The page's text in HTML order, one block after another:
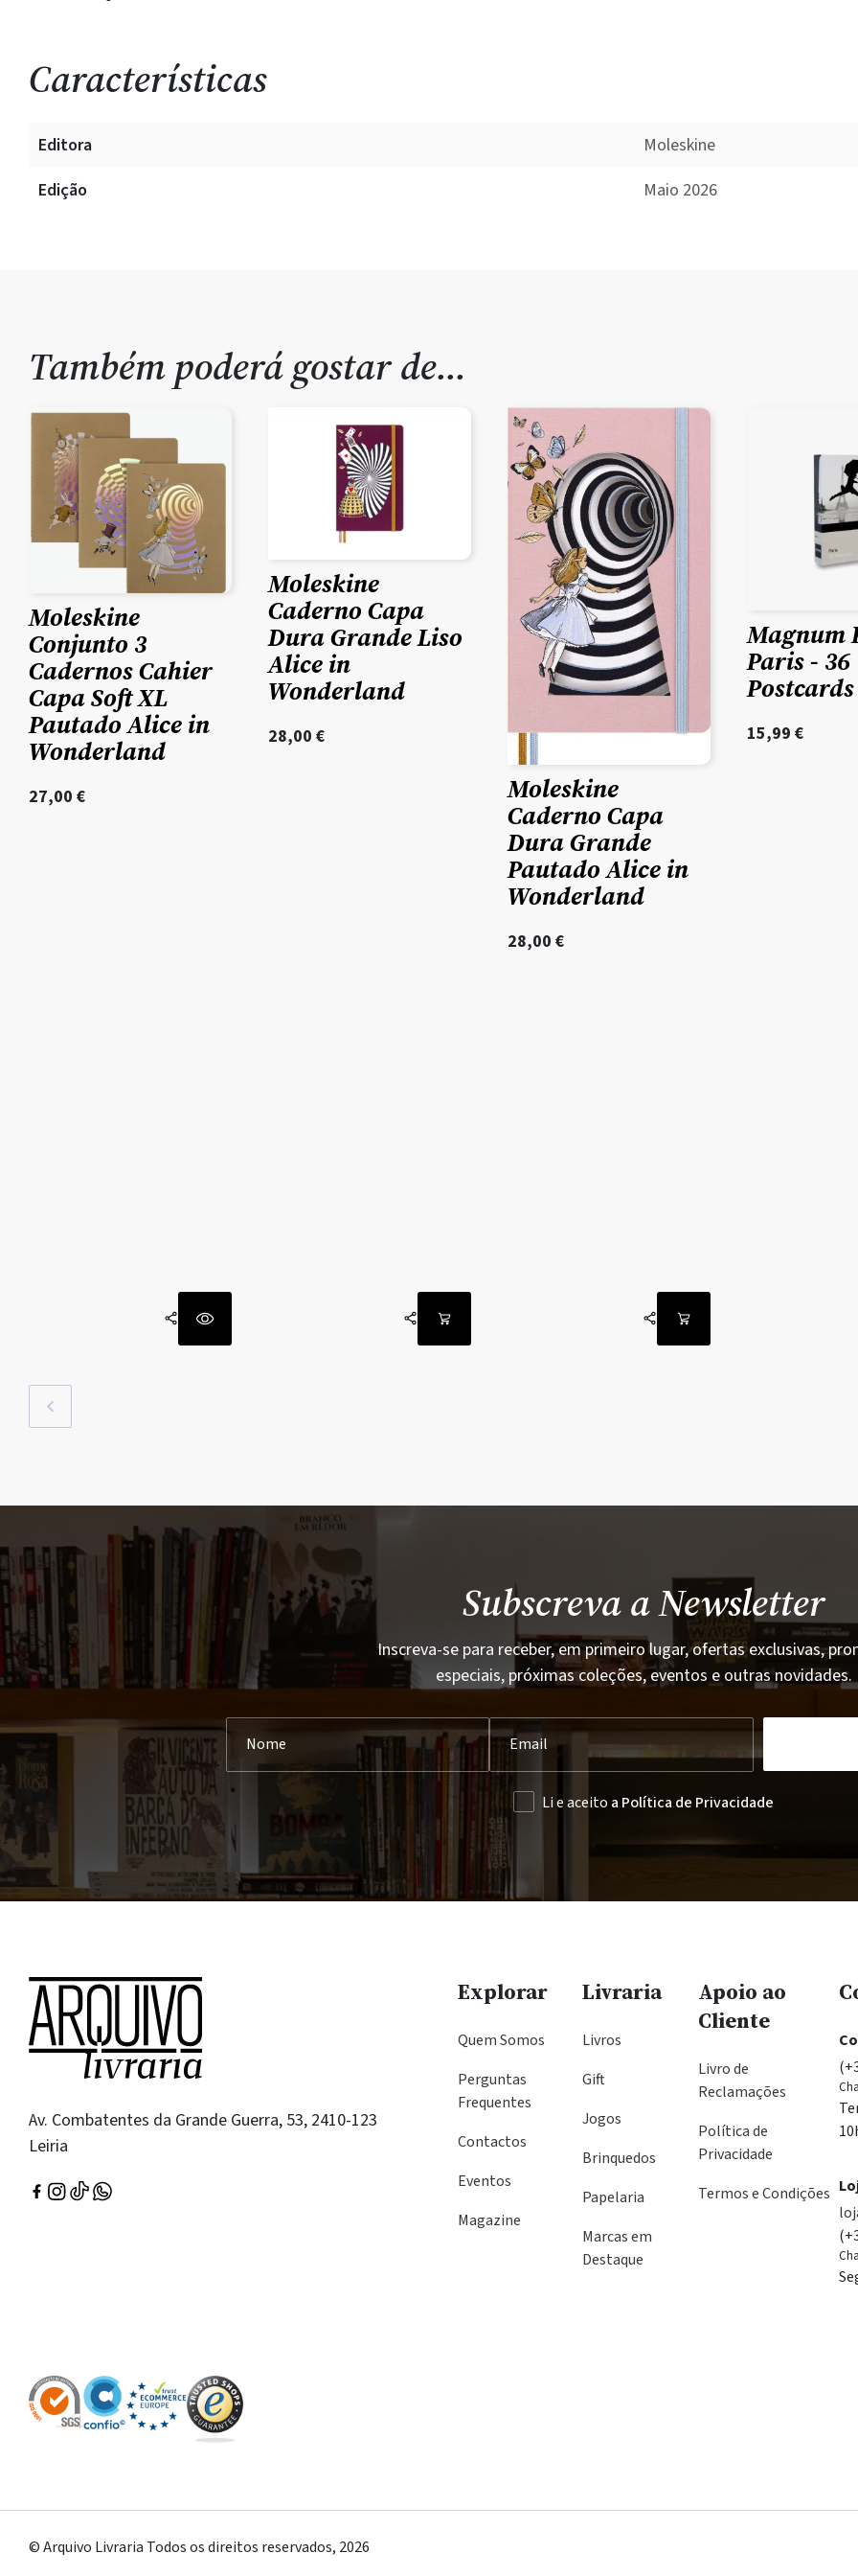
Características
Editora
Moleskine
Edição
Maio 2026
Também poderá gostar de…
Moleskine
Conjunto 3
Cadernos Cahier
Capa Soft XL
Pautado Alice in
Wonderland
27,00 €
Moleskine
Caderno Capa
Dura Grande Liso
Alice in
Wonderland
28,00 €
Moleskine
Caderno Capa
Dura Grande
Pautado Alice in
Wonderland
28,00 €
Magnum
Paris - 36
Postcards
15,99 €
Subscreva a Newsletter
Inscreva-se para receber, em primeiro lugar, ofertas exclusivas,
especiais, próximas coleções, eventos e outras novidades.
Li e aceito a Política de Privacidade
Av. Combatentes da Grande Guerra, 53, 2410-123
Leiria
Explorar
Quem Somos
Perguntas
Frequentes
Contactos
Eventos
Magazine
Livraria
Livros
Gift
Jogos
Brinquedos
Papelaria
Marcas em
Destaque
Apoio ao
Cliente
Livro de
Reclamações
Política de
Privacidade
Termos e Condições
© Arquivo Livraria Todos os direitos reservados, 2026